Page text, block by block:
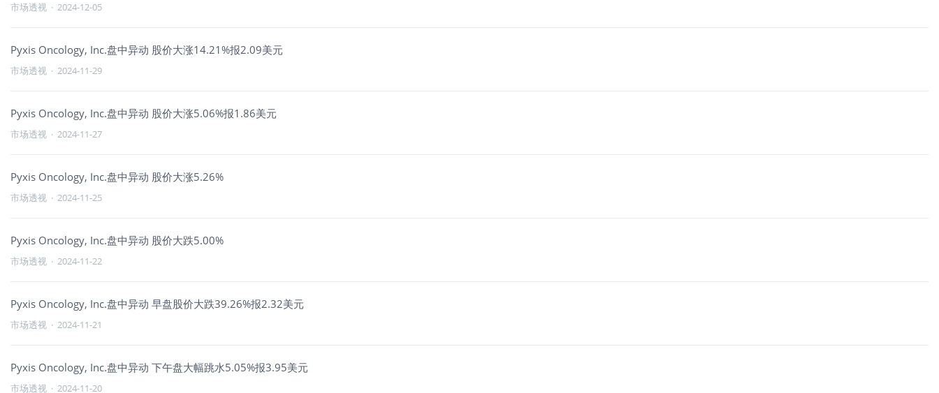
市场透视 · 2024-12-05
Pyxis Oncology, Inc.盘中异动 股价大涨14.21%报2.09美元
市场透视 · 2024-11-29
Pyxis Oncology, Inc.盘中异动 股价大涨5.06%报1.86美元
市场透视 · 2024-11-27
Pyxis Oncology, Inc.盘中异动 股价大涨5.26%
市场透视 · 2024-11-25
Pyxis Oncology, Inc.盘中异动 股价大跌5.00%
市场透视 · 2024-11-22
Pyxis Oncology, Inc.盘中异动 早盘股价大跌39.26%报2.32美元
市场透视 · 2024-11-21
Pyxis Oncology, Inc.盘中异动 下午盘大幅跳水5.05%报3.95美元
市场透视 · 2024-11-20